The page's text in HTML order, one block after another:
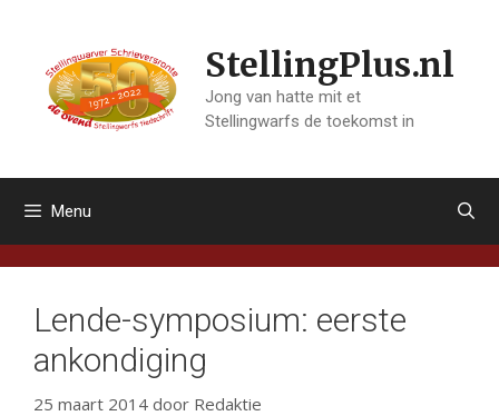
inhoud
StellingPlus.nl
Jong van hatte mit et
Stellingwarfs de toekomst in
Menu
Lende-symposium: eerste
ankondiging
25 maart 2014 door Redaktie